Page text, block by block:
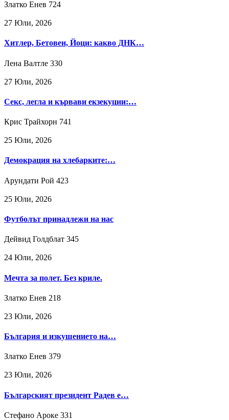
Златко Енев 724
27 Юли, 2026
Хитлер, Бетовен, Йоци: какво ДНК…
Лена Валтле 330
27 Юли, 2026
Секс, легла и кървави екзекуции:…
Крис Трайхорн 741
25 Юли, 2026
Демокрация на хлебарките:…
Арундати Рой 423
25 Юли, 2026
Футболът принадлежи на нас
Дейвид Голдблат 345
24 Юли, 2026
Мечта за полет. Без криле.
Златко Енев 218
23 Юли, 2026
България и изкушението на…
Златко Енев 379
23 Юли, 2026
Българският президент Радев е…
Стефано Ароке 331